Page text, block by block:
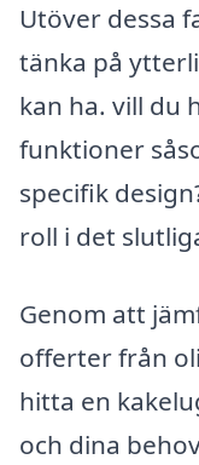
Utöver dessa
tänka på
kan ha. vill du
funktioner
specifik
roll i det
Genom att
offerter från
hitta en
och dina